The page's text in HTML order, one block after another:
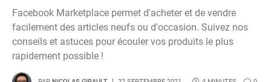
Facebook Marketplace permet d'acheter et de vendre
facilement des articles neufs ou d'occasion. Suivez nos
conseils et astuces pour écouler vos produits le plus
rapidement possible !